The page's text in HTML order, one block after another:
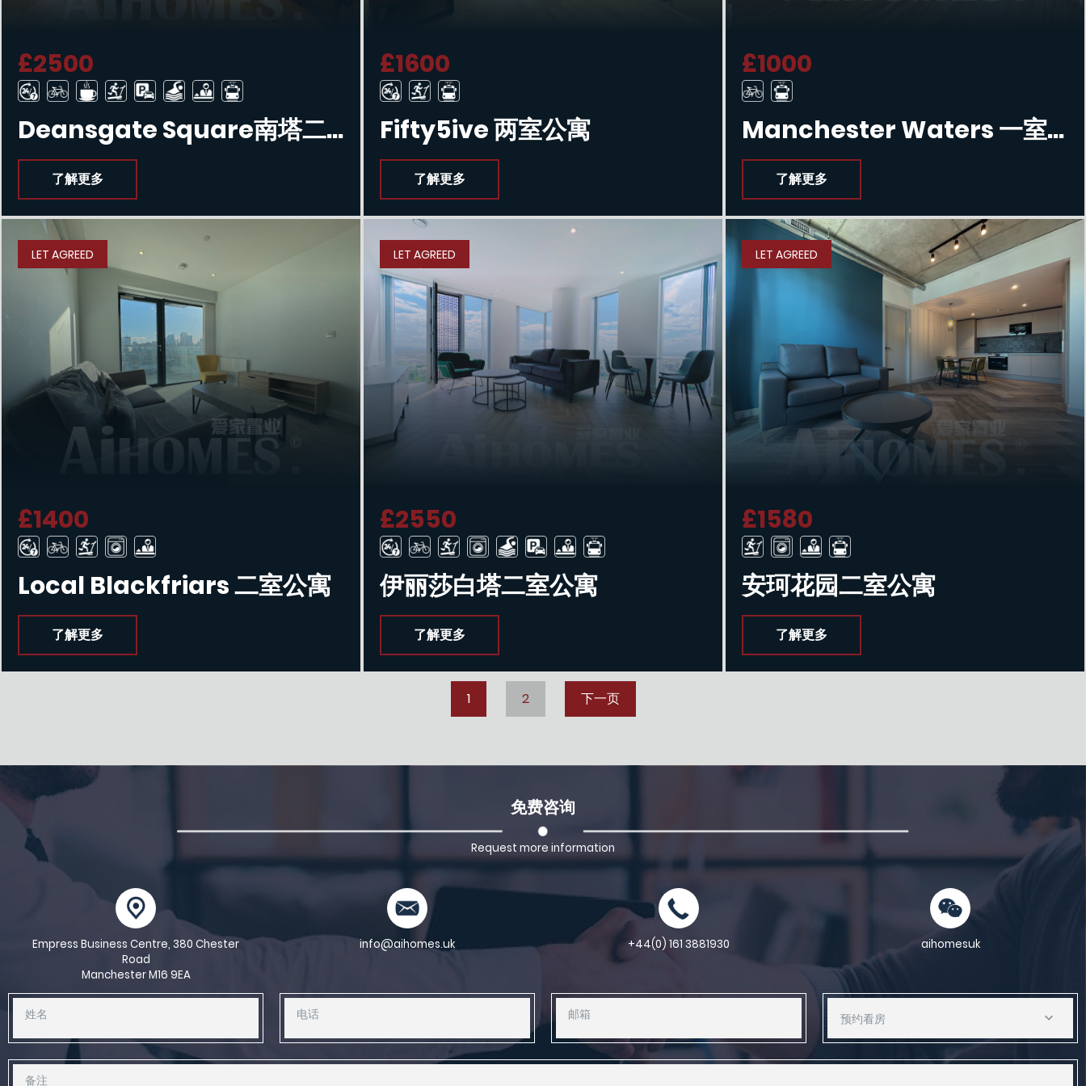
£2500
Deansgate Square南塔二室公寓
了解更多
£1600
Fifty5ive 两室公寓
了解更多
£1000
Manchester Waters 一室公寓
了解更多
LET AGREED
£1400
Local Blackfriars 二室公寓
了解更多
LET AGREED
£2550
伊丽莎白塔二室公寓
了解更多
LET AGREED
£1580
安珂花园二室公寓
了解更多
1 2 下一页
免费咨询
Request more information
Empress Business Centre, 380 Chester
Road
Manchester M16 9EA
info@aihomes.uk +44(0) 161 3881930 aihomesuk
姓名 电话 邮箱 预约看房
备注